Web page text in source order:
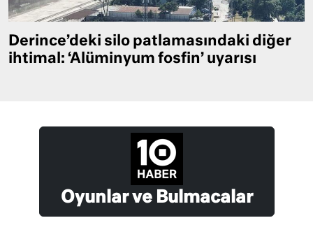
Derince’deki silo patlamasındaki diğer
ihtimal: ‘Alüminyum fosfin’ uyarısı
Oyunlar ve Bulmacalar